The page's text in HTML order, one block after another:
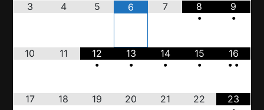
3 4 5 6 7
8
•
9
•
10 11
12
•
13
•
14
•
15
•
16
• •
17 18 19 20 21 22
23